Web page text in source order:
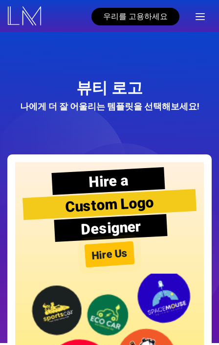
우리를 고용하세요
뷰티 로고
나에게 더 잘 어울리는 템플릿을 선택해보세요!
Hire a
Custom Logo
Designer
Hire Us